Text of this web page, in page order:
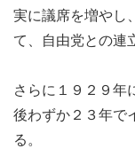
実に議席を増やし
て、自由党との連
さらに１９２９年
後わずか２３年で
る。